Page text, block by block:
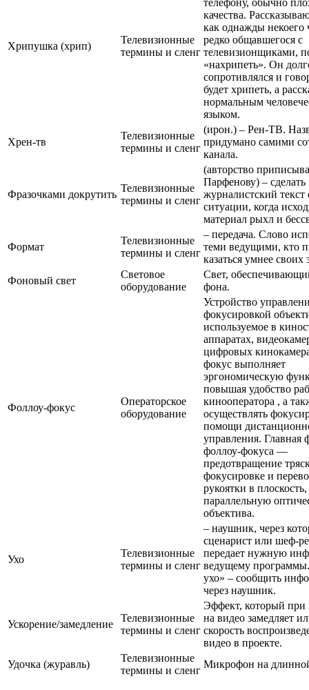
Хрипушка (хрип)
Телевизионные
термины и сленг
телефону, обычно
качества.
как однажды некоего
редко общавшегося с
телевизионщиками,
«нахрипеть». Он
сопротивлялся и
будет хрипеть, а
нормальным
языком.
Хрен-тв
Телевизионные
термины и сленг
(ирон.) – Рен-ТВ.
придумано самими
канала.
Фразочками докрутить
Телевизионные
термины и сленг
(авторство
Парфенову) – сделать
журналистский текст
ситуации, когда
материал рыхл и
Формат
Телевизионные
термины и сленг
– передача. Слово
теми ведущими, кто
казаться умнее своих
Фоновый свет
Световое
оборудование
Свет,
фона.
Фоллоу-фокус
Операторское
оборудование
Устройство
фокусировкой
используемое в
аппаратах,
цифровых
фокус выполняет
эргономическую
повышая удобство
кинооператора , а
осуществлять
помощи
управления. Главная
фоллоу-фокуса —
предотвращение
фокусировке и
рукоятки в плоскость,
параллельную
объектива.
Ухо
Телевизионные
термины и сленг
– наушник, через
сценарист или шеф-
передает нужную
ведущему
ухо» – сообщить
через наушник.
Ускорение/замедление
Телевизионные
термины и сленг
Эффект, который при
на видео замедляет
скорость
видео в проекте.
Удочка (журавль)
Телевизионные
термины и сленг
Микрофон на